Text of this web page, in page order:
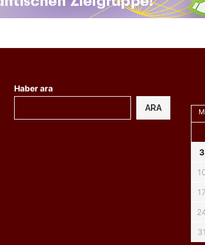
Haber ara
ARA M
3
17
31